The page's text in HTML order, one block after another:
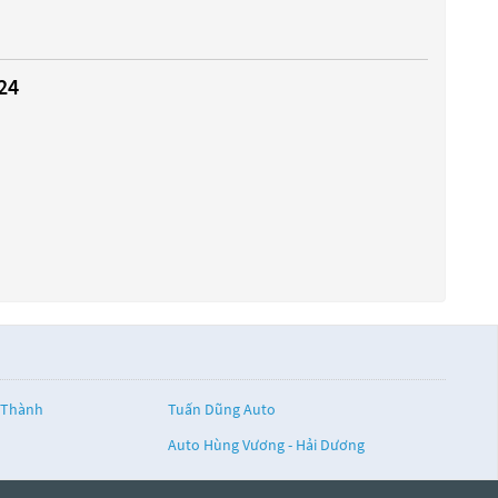
Tuấn Dũng Auto
Auto Hùng Vương - Hải Dương